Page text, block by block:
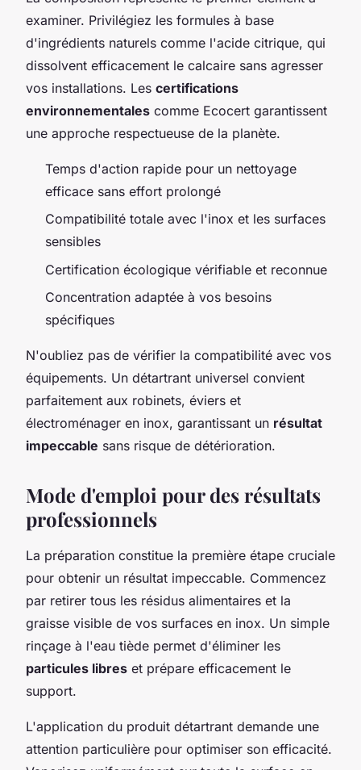
examiner. Privilégiez les formules à base
d'ingrédients naturels comme l'acide citrique, qui
dissolvent efficacement le calcaire sans agresser
vos installations. Les certifications
environnementales comme Ecocert garantissent
une approche respectueuse de la planète.
Temps d'action rapide pour un nettoyage
efficace sans effort prolongé
Compatibilité totale avec l'inox et les surfaces
sensibles
Certification écologique vérifiable et reconnue
Concentration adaptée à vos besoins
spécifiques
N'oubliez pas de vérifier la compatibilité avec vos
équipements. Un détartrant universel convient
parfaitement aux robinets, éviers et
électroménager en inox, garantissant un résultat
impeccable sans risque de détérioration.
Mode d'emploi pour des résultats
professionnels
La préparation constitue la première étape cruciale
pour obtenir un résultat impeccable. Commencez
par retirer tous les résidus alimentaires et la
graisse visible de vos surfaces en inox. Un simple
rinçage à l'eau tiède permet d'éliminer les
particules libres et prépare efficacement le
support.
L'application du produit détartrant demande une
attention particulière pour optimiser son efficacité.